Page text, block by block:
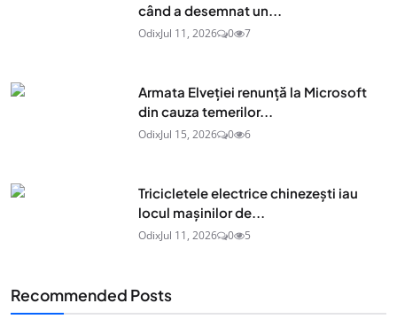
când a desemnat un...
OdixJul 11, 2026 0 7
Armata Elveției renunță la Microsoft
din cauza temerilor...
OdixJul 15, 2026 0 6
Tricicletele electrice chinezești iau
locul mașinilor de...
OdixJul 11, 2026 0 5
Recommended Posts